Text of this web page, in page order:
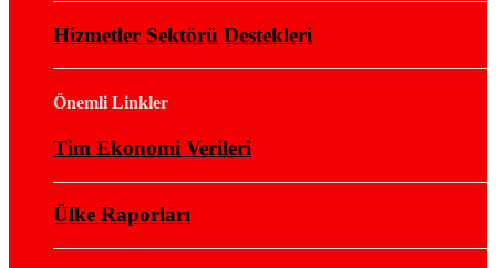
Hizmetler Sektörü Destekleri
Önemli Linkler
Tim Ekonomi Verileri
Ülke Raporları